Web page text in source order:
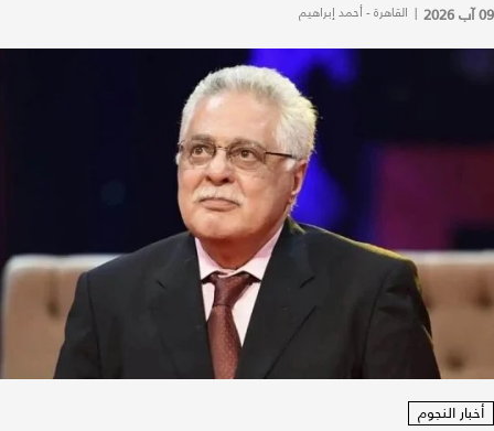
09 آب 2026 | القاهرة - أحمد إبراهيم
أخبار النجوم